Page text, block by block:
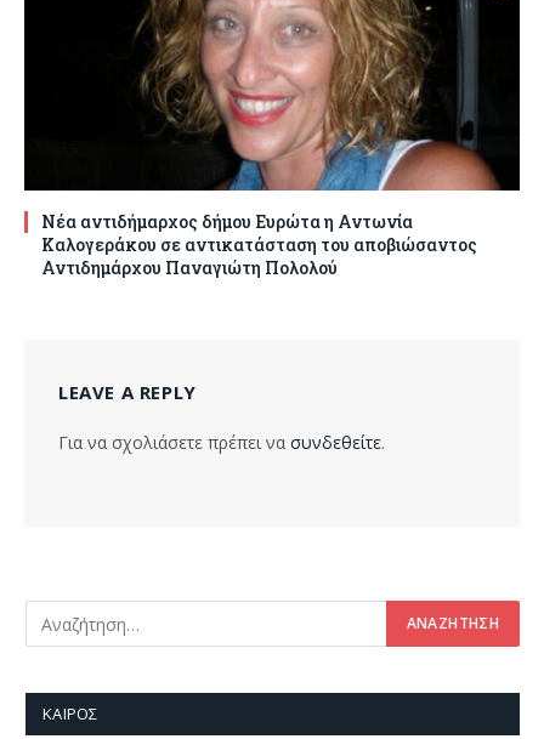
Νέα αντιδήμαρχος δήμου Ευρώτα η Αντωνία
Καλογεράκου σε αντικατάσταση του αποβιώσαντος
Αντιδημάρχου Παναγιώτη Πολολού
LEAVE A REPLY
Για να σχολιάσετε πρέπει να συνδεθείτε.
ΚΑΙΡΌΣ